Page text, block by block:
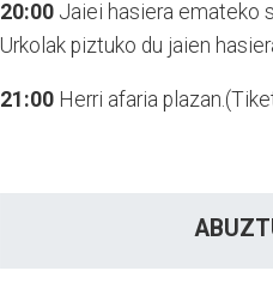
20:00 Jaiei hasiera emateko
Urkolak piztuko du jaien
21:00 Herri afaria